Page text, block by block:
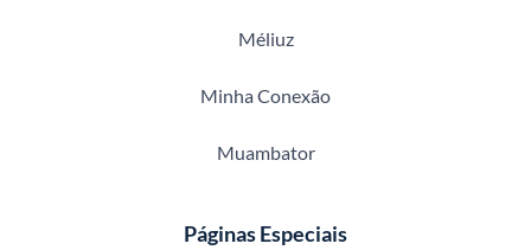
Méliuz
Minha Conexão
Muambator
Páginas Especiais